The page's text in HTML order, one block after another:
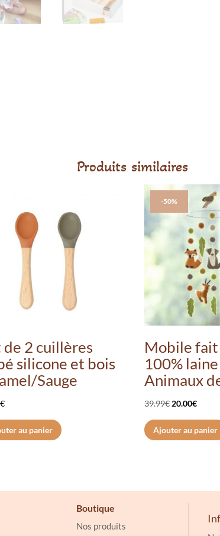
Produits similaires
de 2 cuillères
silicone et bois
Sauge
€
au panier
-50%
Mobile fait
100% laine _
Animaux
39.99€ Le
prix
initial
20.00€Le
prix
actuel
Ajouter au panier
Boutique
Nos produits